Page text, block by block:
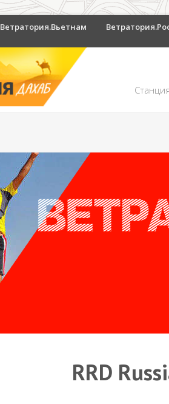
Ветратория.Вьетнам
Станция
RRD